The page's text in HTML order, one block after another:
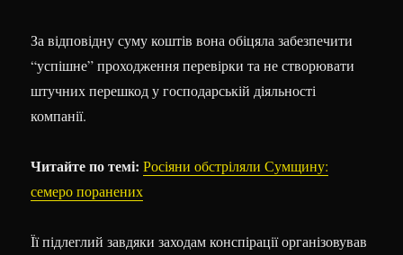
За відповідну суму коштів вона обіцяла забезпечити
“успішне” проходження перевірки та не створювати
штучних перешкод у господарській діяльності
компанії.
Читайте по темі: Росіяни обстріляли Сумщину:
семеро поранених
Її підлеглий завдяки заходам конспірації організовував